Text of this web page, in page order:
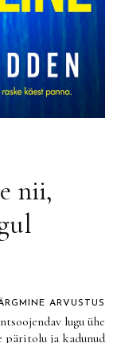
nii,
ARVUSTUS
lugu ühe
päritolu ja kadunud